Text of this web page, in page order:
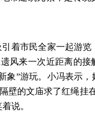
着市民全家一起游
风来一次近距离的
象”游玩。小冯表示
壁的文庙求了红绳挂
说。